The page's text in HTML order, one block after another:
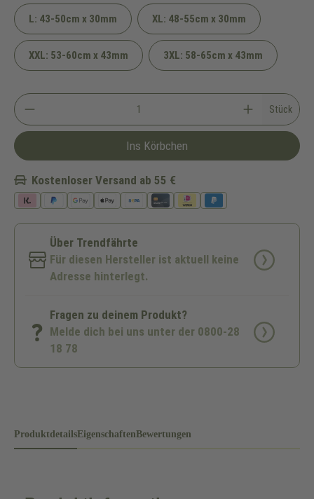
L: 43-50cm x 30mm XL: 48-55cm x 30mm
XXL: 53-60cm x 43mm 3XL: 58-65cm x 43mm
Stück
Ins Körbchen
Kostenloser Versand ab 55 €
Über Trendfährte
Für diesen Hersteller ist aktuell keine
Adresse hinterlegt.
Fragen zu deinem Produkt?
Melde dich bei uns unter der 0800-28
18 78
ProduktdetailsEigenschaftenBewertungen